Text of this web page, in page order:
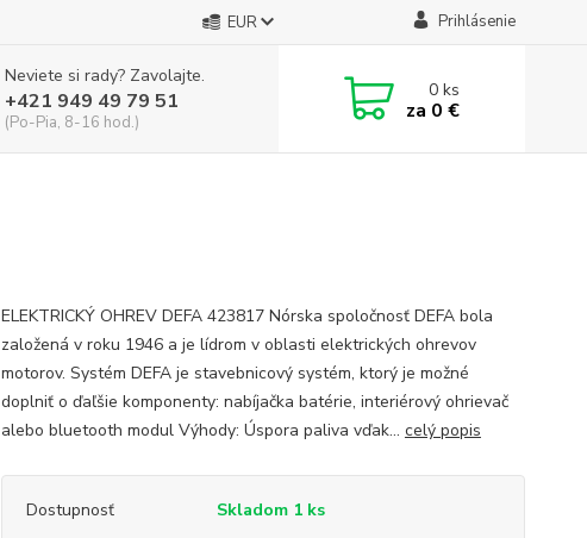
EUR Prihlásenie
Neviete si rady? Zavolajte.
+421 949 49 79 51
(Po-Pia, 8-16 hod.)
0ks
za 0 €
ELEKTRICKÝ OHREV DEFA 423817 Nórska spoločnosť DEFA bola
založená v roku 1946 a je lídrom v oblasti elektrických ohrevov
motorov. Systém DEFA je stavebnicový systém, ktorý je možné
doplniť o ďaľšie komponenty: nabíjačka batérie, interiérový ohrievač
alebo bluetooth modul Výhody: Úspora paliva vďak... celý popis
Dostupnosť Skladom 1 ks